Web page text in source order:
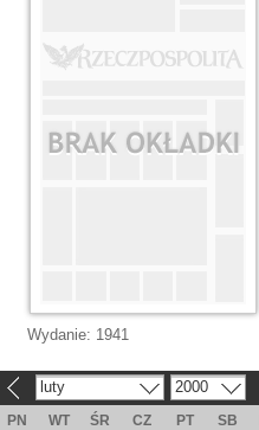
Wydanie: 1941
luty 2000
PN WT ŚR CZ PT SB